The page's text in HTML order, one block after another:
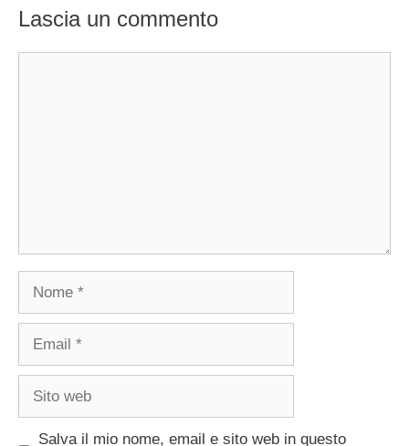
Lascia un commento
Salva il mio nome, email e sito web in questo